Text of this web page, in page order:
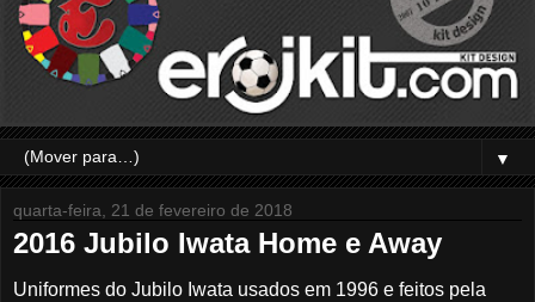
▼
quarta-feira, 21 de fevereiro de 2018
2016 Jubilo Iwata Home e Away
Uniformes do Jubilo Iwata usados em 1996 e feitos pela